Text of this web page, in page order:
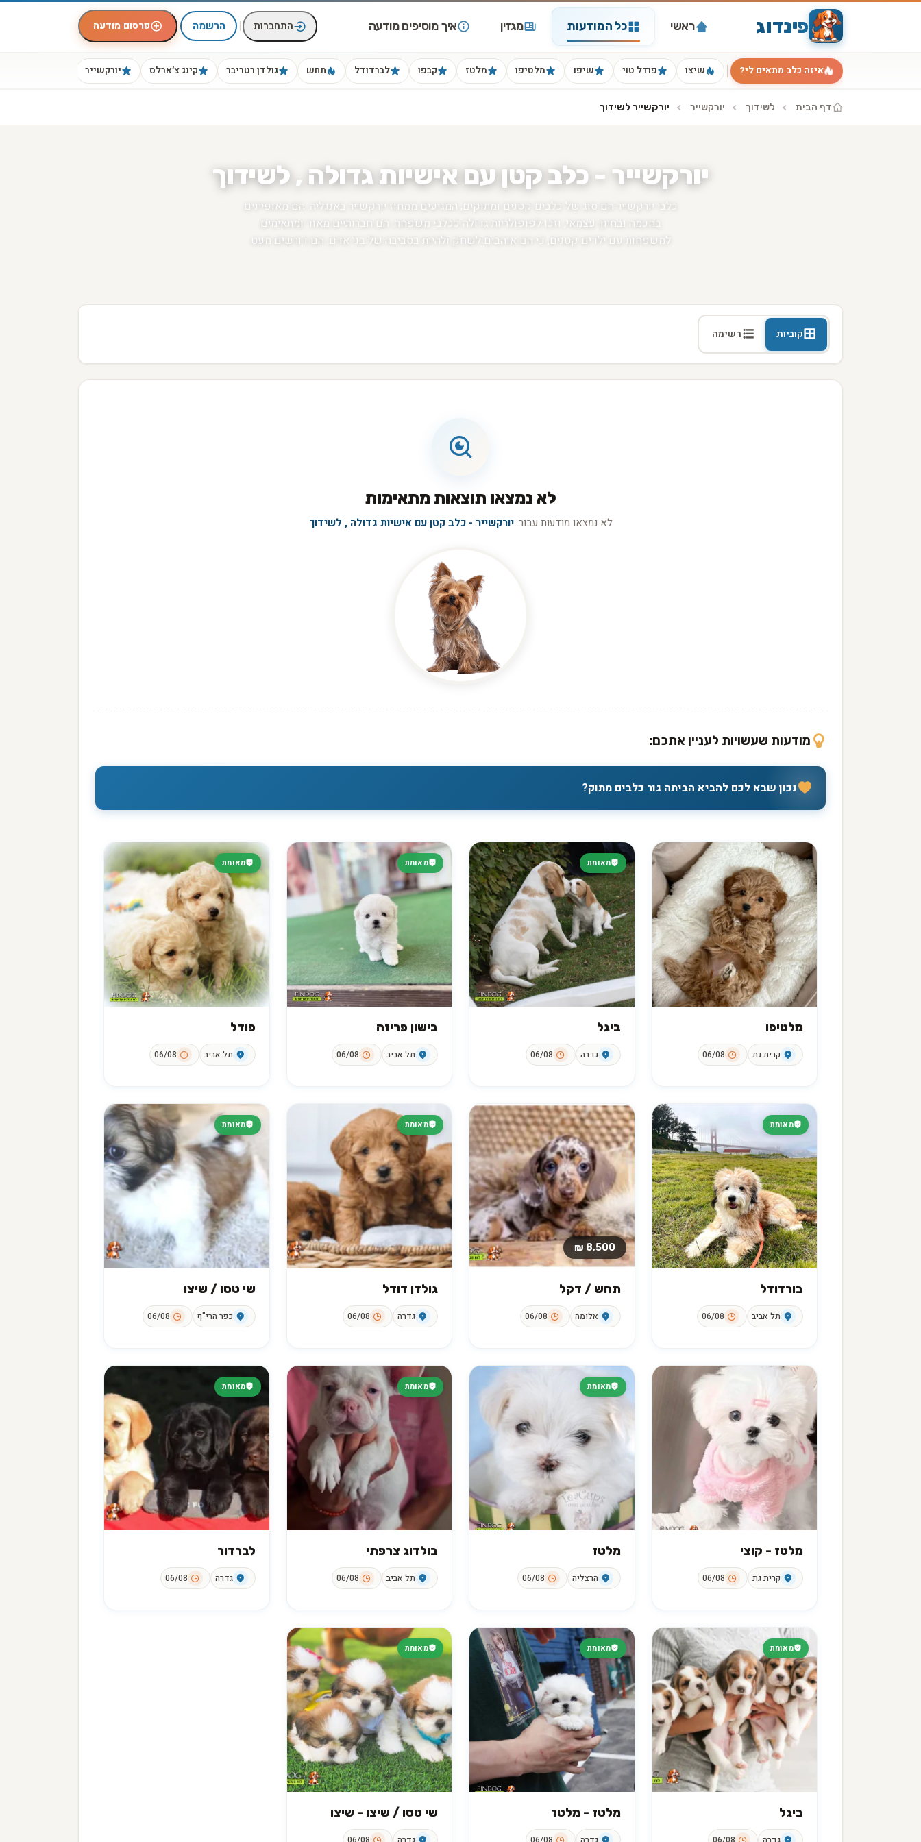
פינדוג ראשי כל המודעות מגזין איך מוסיפים מודעה התחברות | הרשמה פרסום מודעה
איזה כלב מתאים לי? שיצו פודל טוי שיפו מלטיפו מלטז קבפו לברדודל תחש גולדן רטריבר קינג צ׳ארלס יורקשייר
דף הבית לשידוך יורקשייר יורקשייר לשידוך
יורקשייר - כלב קטן עם אישיות גדולה , לשידוך
כלבי יורקשייר הם סוג של כלבים קטנים ומתוקים, המגיעים ממחוז יורקשייר באנגליה. הם מאופיינים
בחכמה ובחיוך עצמאי, וזכו לפופולריות גדולה ככלבי משפחה. הם חברותיים מאוד ומתאימים
למשפחות עם ילדים קטנים, כי הם אוהבים לשחק ולהיות בסביבה של בני אדם. הם דורשים מעט
קוביות רשימה
מודעות עבור כלב יורקשייר
לא נמצאו תוצאות מתאימות
לא נמצאו מודעות עבור:יורקשייר - כלב קטן עם אישיות גדולה , לשידוך
מודעות שעשויות לעניין אתכם:
נכון שבא לכם להביא הביתה גור כלבים מתוק?
מלטיפו
קרית גת 06/08
מאומת
ביגל
גדרה 06/08
מאומת
בישון פריזה
תל אביב 06/08
מאומת
פודל
תל אביב 06/08
מאומת
בורדודל
תל אביב 06/08
8,500 ₪
תחש / דקל
אלומה 06/08
מאומת
גולדן דודל
גדרה 06/08
מאומת
שי טסו / שיצו
כפר הרי"ף 06/08
מלטז - קוצי
קרית גת 06/08
מאומת
מלטז
הרצליה 06/08
מאומת
בולדוג צרפתי
תל אביב 06/08
מאומת
לברדור
גדרה 06/08
מאומת
ביגל
מאומת
מלטז - מלטז
מאומת
שי טסו / שיצו - שיצו